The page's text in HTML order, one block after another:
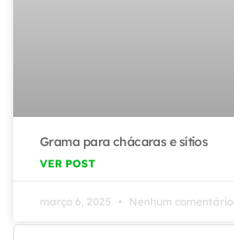
Grama para chácaras e sítios
VER POST
março 6, 2025 Nenhum comentário